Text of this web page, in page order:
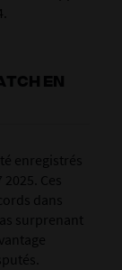
EN
enregistrés
Ces
dans
surprenant